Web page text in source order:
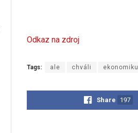
Odkaz na zdroj
Tags: ale chváli ekonomiku
Share 197